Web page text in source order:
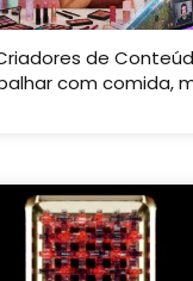
de
com comida,